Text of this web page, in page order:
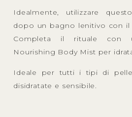
Idealmente, utilizzare
dopo un bagno lenitivo con il
Completa il rituale con
Nourishing Body Mist per
Ideale per tutti i tipi di
disidratate e sensibile.